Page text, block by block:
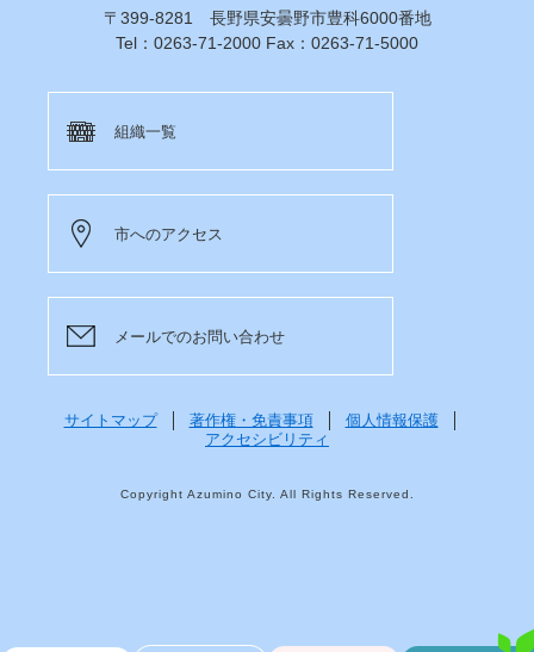
〒399-8281 長野県安曇野市豊科6000番地
Tel：0263-71-2000 Fax：0263-71-5000
組織一覧
市へのアクセス
メールでのお問い合わせ
サイトマップ 著作権・免責事項
個人情報保護
アクセシビリティ
Copyright Azumino City. All Rights Reserved.